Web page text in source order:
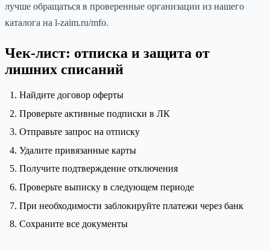
лучше обращаться в проверенные организации из нашего
каталога на l-zaim.ru/mfo.
Чек-лист: отписка и защита от
лишних списаний
Найдите договор оферты
Проверьте активные подписки в ЛК
Отправьте запрос на отписку
Удалите привязанные карты
Получите подтверждение отключения
Проверьте выписку в следующем периоде
При необходимости заблокируйте платежи через банк
Сохраните все документы